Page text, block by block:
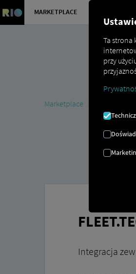
MARKETPLACE
Marketplace
Integracja
Ta strona
przy